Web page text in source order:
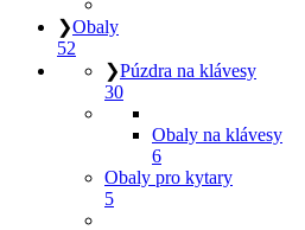
❯Obaly
52
❯Púzdra na klávesy
30
Obaly na klávesy
6
Obaly pro kytary
5